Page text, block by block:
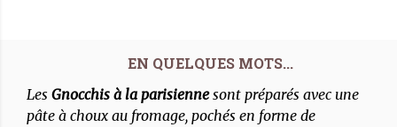
Les Gnocchis à la parisiennesont préparés avec une
pâte à choux au fromage, pochés en forme de